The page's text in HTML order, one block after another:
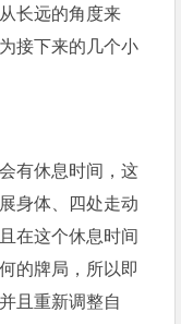
长远的角度来
接下来的几个小
有休息时间，这
身体、四处走动
在这个休息时间
的牌局，所以即
且重新调整自